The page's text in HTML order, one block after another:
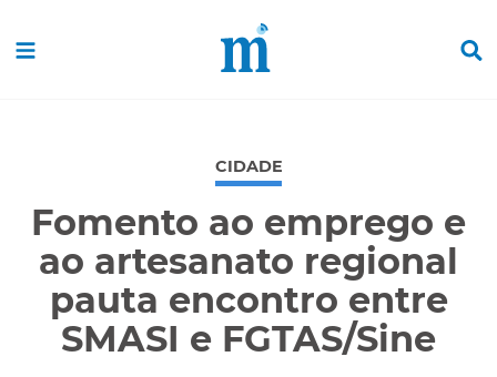
CIDADE
Fomento ao emprego e
ao artesanato regional
pauta encontro entre
SMASI e FGTAS/Sine